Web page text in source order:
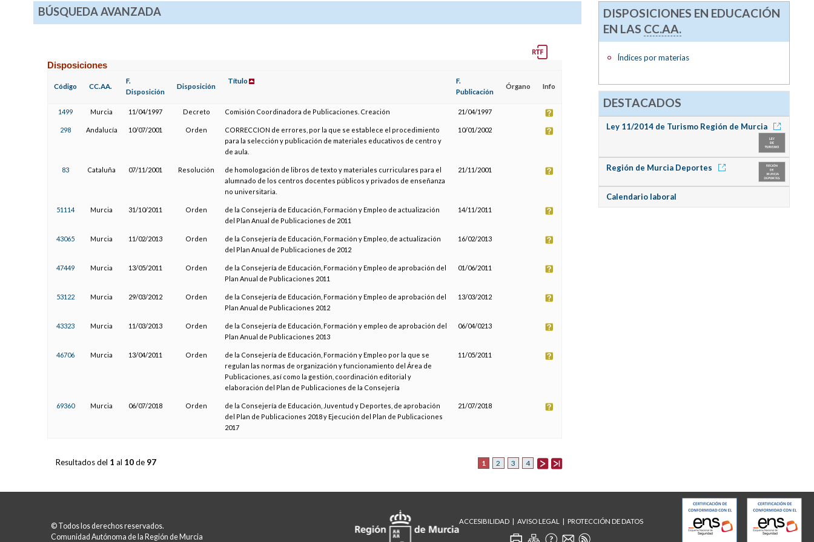
BÚSQUEDA AVANZADA
Disposiciones
Código CC.AA.
F.
Disposición
Disposición
Título
F.
Publicación
Órgano Info
1499 Murcia 11/04/1997 Decreto Comisión Coordinadora de Publicaciones. Creación 21/04/1997
298 Andalucía 10/07/2001 Orden
CORRECCION de errores, por la que se establece el procedimiento
para la selección y publicación de materiales educativos de centro y
de aula.
10/01/2002
83 Cataluña 07/11/2001 Resolución
de homologación de libros de texto y materiales curriculares para el
alumnado de los centros docentes públicos y privados de enseñanza
no universitaria.
21/11/2001
51114 Murcia 31/10/2011 Orden
de la Consejería de Educación, Formación y Empleo de actualización
del Plan Anual de Publicaciones de 2011
14/11/2011
43065 Murcia 11/02/2013 Orden
de la Consejería de Educación, Formación y Empleo, de actualización
del Plan Anual de Publicaciones de 2012
16/02/2013
47449 Murcia 13/05/2011 Orden
de la Consejería de Educación, Formación y Empleo de aprobación del
Plan Anual de Publicaciones 2011
01/06/2011
53122 Murcia 29/03/2012 Orden
de la Consejería de Educación, Formación y Empleo de aprobación del
Plan Anual de Publicaciones 2012
13/03/2012
43323 Murcia 11/03/2013 Orden
de la Consejería de Educación, Formación y empleo de aprobación del
Plan Anual de Publicaciones 2013
06/04/0213
46706 Murcia 13/04/2011 Orden
de la Consejería de Educación, Formación y Empleo por la que se
regulan las normas de organización y funcionamiento del Área de
Publicaciones, así como la gestión, coordinación editorial y
elaboración del Plan de Publicaciones de la Consejería
11/05/2011
69360 Murcia 06/07/2018 Orden
de la Consejería de Educación, Juventud y Deportes, de aprobación
del Plan de Publicaciones 2018 y Ejecución del Plan de Publicaciones
2017
21/07/2018
1 2 3 4
Resultados del 1 al 10de 97
DISPOSICIONES EN EDUCACIÓN
EN LAS CC.AA.
Índices por materias
DESTACADOS
Ley 11/2014 de Turismo Región de Murcia
Región de Murcia Deportes
Calendario laboral
© Todos los derechos reservados.
Comunidad Autónoma de la Región de Murcia
ACCESIBILIDAD AVISO LEGAL PROTECCIÓN DE DATOS